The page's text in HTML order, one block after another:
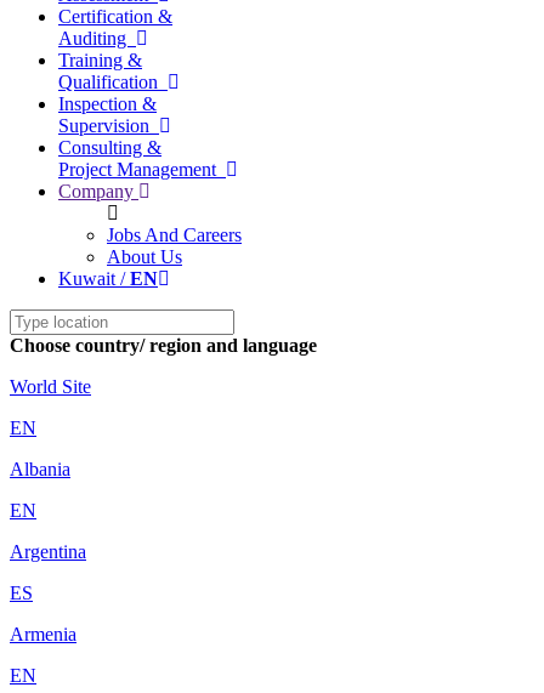
Certification &
Auditing
Training &
Qualification
Inspection &
Supervision
Consulting &
Project Management
Company
Jobs And Careers
About Us
Kuwait /EN
Choose country/ region and language
World Site
EN
Albania
EN
Argentina
ES
Armenia
EN